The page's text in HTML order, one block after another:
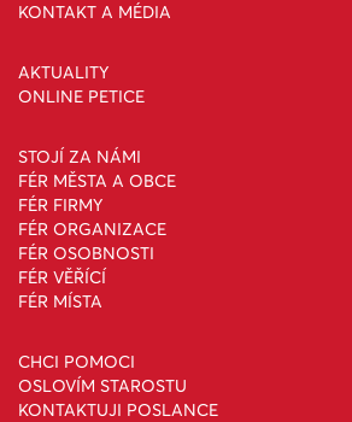
KONTAKT A MÉDIA
AKTUALITY
ONLINE PETICE
STOJÍ ZA NÁMI
FÉR MĚSTA A OBCE
FÉR FIRMY
FÉR ORGANIZACE
FÉR OSOBNOSTI
FÉR VĚŘÍCÍ
FÉR MÍSTA
CHCI POMOCI
OSLOVÍM STAROSTU
KONTAKTUJI POSLANCE